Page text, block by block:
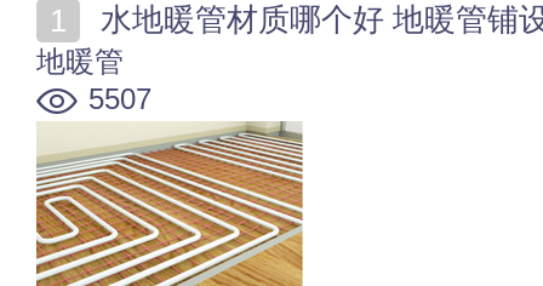
水地暖管材质哪个好 地暖管铺
地暖管
5507